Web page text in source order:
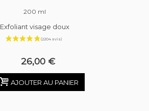
200 ml
Exfoliant visage doux
26,00 €
AJOUTER AU PANIER